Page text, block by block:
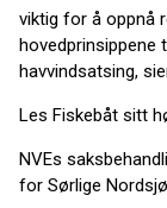
viktig for å oppnå
hovedprinsippene
havvindsatsing,
Les Fiskebåt sitt
NVEs
for Sørlige